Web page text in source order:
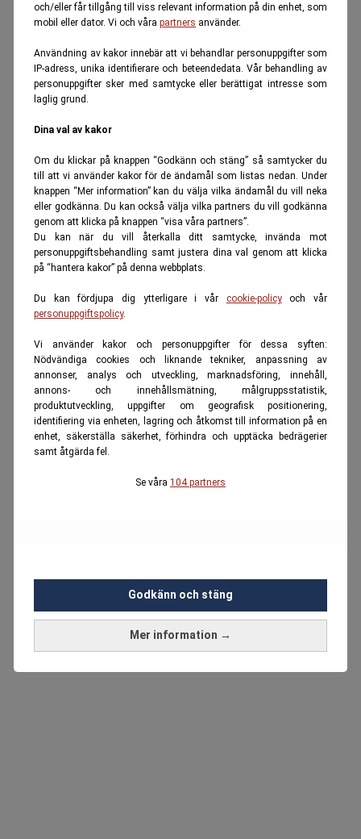
och/eller får tillgång till viss relevant information på din enhet, som
mobil eller dator. Vi och våra partners använder.
Användning av kakor innebär att vi behandlar personuppgifter som
IP-adress, unika identifierare och beteendedata. Vår behandling av
personuppgifter sker med samtycke eller berättigat intresse som
laglig grund.
Dina val av kakor
Om du klickar på knappen “Godkänn och stäng” så samtycker du
till att vi använder kakor för de ändamål som listas nedan. Under
knappen “Mer information” kan du välja vilka ändamål du vill neka
eller godkänna. Du kan också välja vilka partners du vill godkänna
genom att klicka på knappen “visa våra partners”.
Du kan när du vill återkalla ditt samtycke, invända mot
personuppgiftsbehandling samt justera dina val genom att klicka
på “hantera kakor” på denna webbplats.
Du kan fördjupa dig ytterligare i vår cookie-policyoch vår
personuppgiftspolicy.
Vi använder kakor och personuppgifter för dessa syften:
Nödvändiga cookies och liknande tekniker, anpassning av
annonser, analys och utveckling, marknadsföring, innehåll,
annons- och innehållsmätning, målgruppsstatistik,
produktutveckling, uppgifter om geografisk positionering,
identifiering via enheten, lagring och åtkomst till information på en
enhet, säkerställa säkerhet, förhindra och upptäcka bedrägerier
samt åtgärda fel.
Se våra 104 partners
Mer information →
Godkänn och stäng